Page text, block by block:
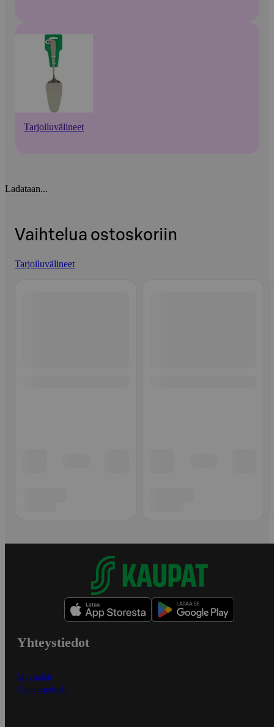
Tarjoiluvälineet
Ladataan...
Vaihtelua ostoskoriin
Tarjoiluvälineet
Yhteystiedot
Myymälät
Asiakaspalvelu